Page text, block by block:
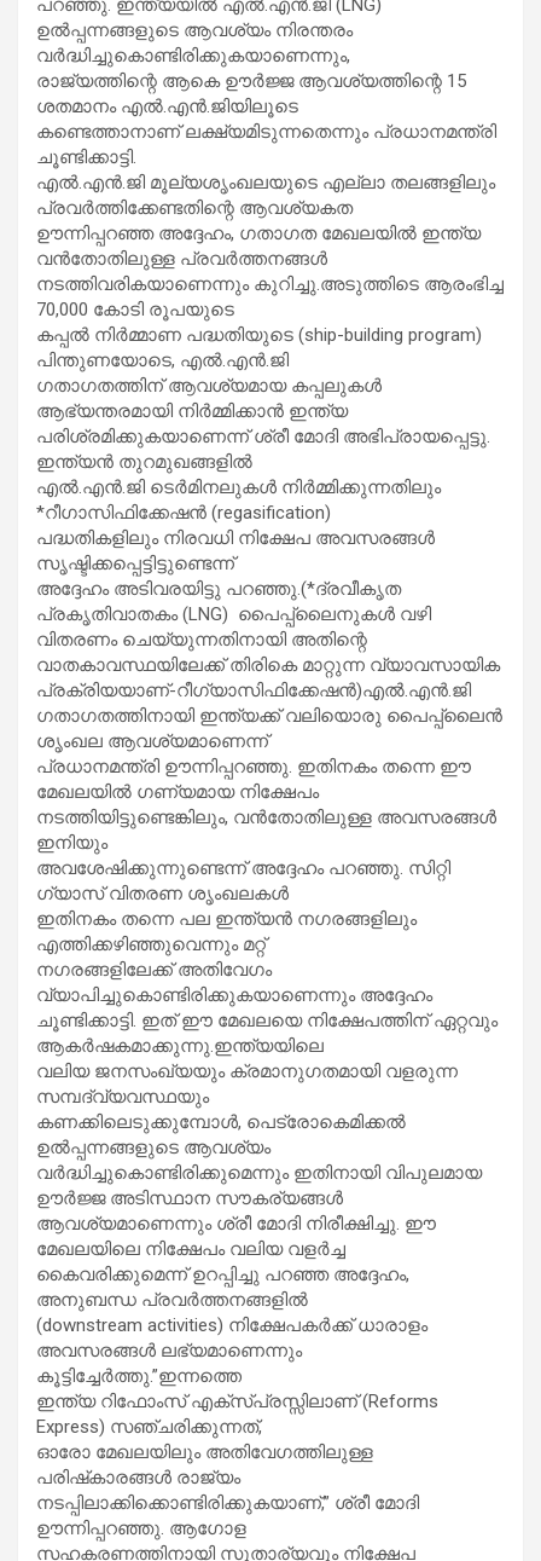
പറഞ്ഞു. ഇന്ത്യയിൽ എൽ.എൻ.ജി (LNG)
ഉൽപ്പന്നങ്ങളുടെ ആവശ്യം നിരന്തരം
വർദ്ധിച്ചുകൊണ്ടിരിക്കുകയാണെന്നും,
രാജ്യത്തിന്റെ ആകെ ഊർജ്ജ ആവശ്യത്തിന്റെ 15
ശതമാനം എൽ.എൻ.ജിയിലൂടെ
കണ്ടെത്താനാണ് ലക്ഷ്യമിടുന്നതെന്നും പ്രധാനമന്ത്രി
ചൂണ്ടിക്കാട്ടി.
എൽ.എൻ.ജി മൂല്യശൃംഖലയുടെ എല്ലാ തലങ്ങളിലും
പ്രവർത്തിക്കേണ്ടതിന്റെ ആവശ്യകത
ഊന്നിപ്പറഞ്ഞ അദ്ദേഹം, ഗതാഗത മേഖലയിൽ ഇന്ത്യ
വൻതോതിലുള്ള പ്രവർത്തനങ്ങൾ
നടത്തിവരികയാണെന്നും കുറിച്ചു.അടുത്തിടെ ആരംഭിച്ച
70,000 കോടി രൂപയുടെ
കപ്പൽ നിർമ്മാണ പദ്ധതിയുടെ (ship-building program)
പിന്തുണയോടെ, എൽ.എൻ.ജി
ഗതാഗതത്തിന് ആവശ്യമായ കപ്പലുകൾ
ആഭ്യന്തരമായി നിർമ്മിക്കാൻ ഇന്ത്യ
പരിശ്രമിക്കുകയാണെന്ന് ശ്രീ മോദി അഭിപ്രായപ്പെട്ടു.
ഇന്ത്യൻ തുറമുഖങ്ങളിൽ
എൽ.എൻ.ജി ടെർമിനലുകൾ നിർമ്മിക്കുന്നതിലും
*റീഗാസിഫിക്കേഷൻ (regasification)
പദ്ധതികളിലും നിരവധി നിക്ഷേപ അവസരങ്ങൾ
സൃഷ്ടിക്കപ്പെട്ടിട്ടുണ്ടെന്ന്
അദ്ദേഹം അടിവരയിട്ടു പറഞ്ഞു.(*ദ്രവീകൃത
പ്രകൃതിവാതകം (LNG) പൈപ്പ്‌ലൈനുകൾ വഴി
വിതരണം ചെയ്യുന്നതിനായി അതിന്റെ
വാതകാവസ്ഥയിലേക്ക് തിരികെ മാറ്റുന്ന വ്യാവസായിക
പ്രക്രിയയാണ്-റീഗ്യാസിഫിക്കേഷൻ)എൽ.എൻ.ജി
ഗതാഗതത്തിനായി ഇന്ത്യക്ക് വലിയൊരു പൈപ്പ്‌ലൈൻ
ശൃംഖല ആവശ്യമാണെന്ന്
പ്രധാനമന്ത്രി ഊന്നിപ്പറഞ്ഞു. ഇതിനകം തന്നെ ഈ
മേഖലയിൽ ഗണ്യമായ നിക്ഷേപം
നടത്തിയിട്ടുണ്ടെങ്കിലും, വൻതോതിലുള്ള അവസരങ്ങൾ
ഇനിയും
അവശേഷിക്കുന്നുണ്ടെന്ന് അദ്ദേഹം പറഞ്ഞു. സിറ്റി
ഗ്യാസ് വിതരണ ശൃംഖലകൾ
ഇതിനകം തന്നെ പല ഇന്ത്യൻ നഗരങ്ങളിലും
എത്തിക്കഴിഞ്ഞുവെന്നും മറ്റ്
നഗരങ്ങളിലേക്ക് അതിവേഗം
വ്യാപിച്ചുകൊണ്ടിരിക്കുകയാണെന്നും അദ്ദേഹം
ചൂണ്ടിക്കാട്ടി. ഇത് ഈ മേഖലയെ നിക്ഷേപത്തിന് ഏറ്റവും
ആകർഷകമാക്കുന്നു.ഇന്ത്യയിലെ
വലിയ ജനസംഖ്യയും ക്രമാനുഗതമായി വളരുന്ന
സമ്പദ്‌വ്യവസ്ഥയും
കണക്കിലെടുക്കുമ്പോൾ, പെട്രോകെമിക്കൽ
ഉൽപ്പന്നങ്ങളുടെ ആവശ്യം
വർദ്ധിച്ചുകൊണ്ടിരിക്കുമെന്നും ഇതിനായി വിപുലമായ
ഊർജ്ജ അടിസ്ഥാന സൗകര്യങ്ങൾ
ആവശ്യമാണെന്നും ശ്രീ മോദി നിരീക്ഷിച്ചു. ഈ
മേഖലയിലെ നിക്ഷേപം വലിയ വളർച്ച
കൈവരിക്കുമെന്ന് ഉറപ്പിച്ചു പറഞ്ഞ അദ്ദേഹം,
അനുബന്ധ പ്രവർത്തനങ്ങളിൽ
(downstream activities) നിക്ഷേപകർക്ക് ധാരാളം
അവസരങ്ങൾ ലഭ്യമാണെന്നും
കൂട്ടിച്ചേർത്തു.”ഇന്നത്തെ
ഇന്ത്യ റിഫോംസ് എക്‌സ്‌പ്രസ്സിലാണ് (Reforms
Express) സഞ്ചരിക്കുന്നത്,
ഓരോ മേഖലയിലും അതിവേഗത്തിലുള്ള
പരിഷ്‌കാരങ്ങൾ രാജ്യം
നടപ്പിലാക്കിക്കൊണ്ടിരിക്കുകയാണ്,” ശ്രീ മോദി
ഊന്നിപ്പറഞ്ഞു. ആഗോള
സഹകരണത്തിനായി സുതാര്യവും നിക്ഷേപ